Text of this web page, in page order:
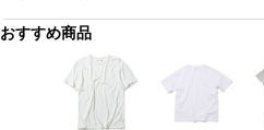
おすすめ商品